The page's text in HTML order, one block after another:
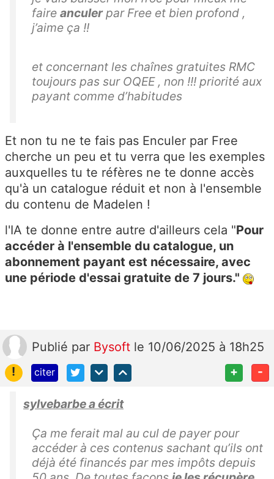
faire anculerpar Free et bien profond ,
j’aime ça !!
et concernant les chaînes gratuites RMC
toujours pas sur OQEE , non !!! priorité aux
payant comme d’habitudes
Et non tu ne te fais pas Enculer par Free
cherche un peu et tu verra que les exemples
auxquelles tu te réfères ne te donne accès
qu'à un catalogue réduit et non à l'ensemble
du contenu de Madelen !
l'IA te donne entre autre d'ailleurs cela "Pour
accéder à l'ensemble du catalogue, un
abonnement payant est nécessaire, avec
une période d'essai gratuite de 7 jours."
Publié par Bysoft le 10/06/2025 à 18h25
!
citer + -
sylvebarbe a écrit
Ça me ferait mal au cul de payer pour
accéder à ces contenus sachant qu’ils ont
déjà été financés par mes impôts depuis